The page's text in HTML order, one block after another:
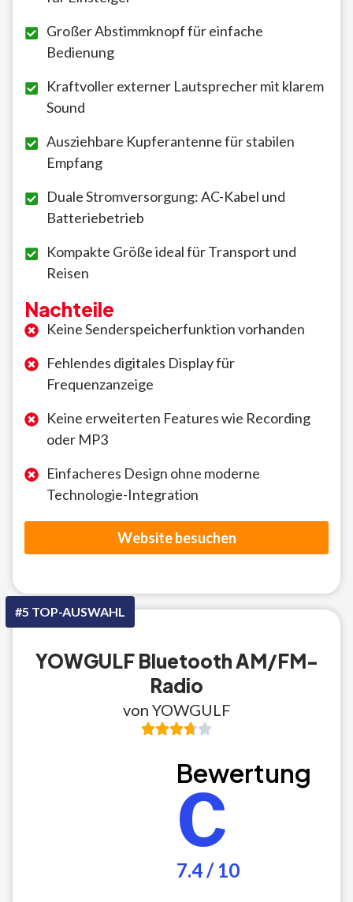
Großer Abstimmknopf für einfache
Bedienung
Kraftvoller externer Lautsprecher mit klarem
Sound
Ausziehbare Kupferantenne für stabilen
Empfang
Duale Stromversorgung: AC-Kabel und
Batteriebetrieb
Kompakte Größe ideal für Transport und
Reisen
Nachteile
Keine Senderspeicherfunktion vorhanden
Fehlendes digitales Display für
Frequenzanzeige
Keine erweiterten Features wie Recording
oder MP3
Einfacheres Design ohne moderne
Technologie-Integration
Website besuchen
#5 TOP-AUSWAHL
YOWGULF Bluetooth AM/FM-
Radio
von YOWGULF
Bewertung
C
7.4 / 10